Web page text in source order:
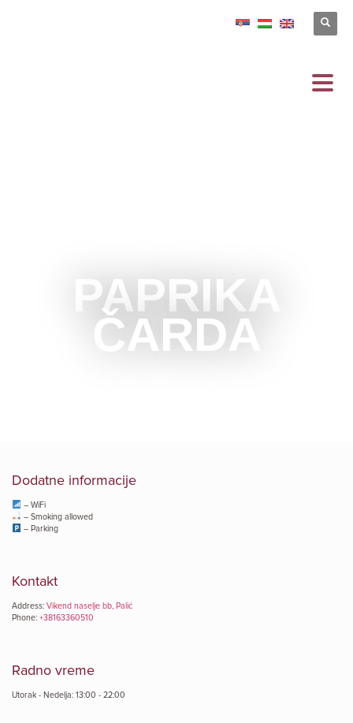
PAPRIKA
ČARDA
Dodatne informacije
– WiFi
– Smoking allowed
– Parking
Kontakt
Address: Vikend naselje bb, Palić
Phone: +38163360510
Radno vreme
Utorak - Nedelja: 13:00 - 22:00